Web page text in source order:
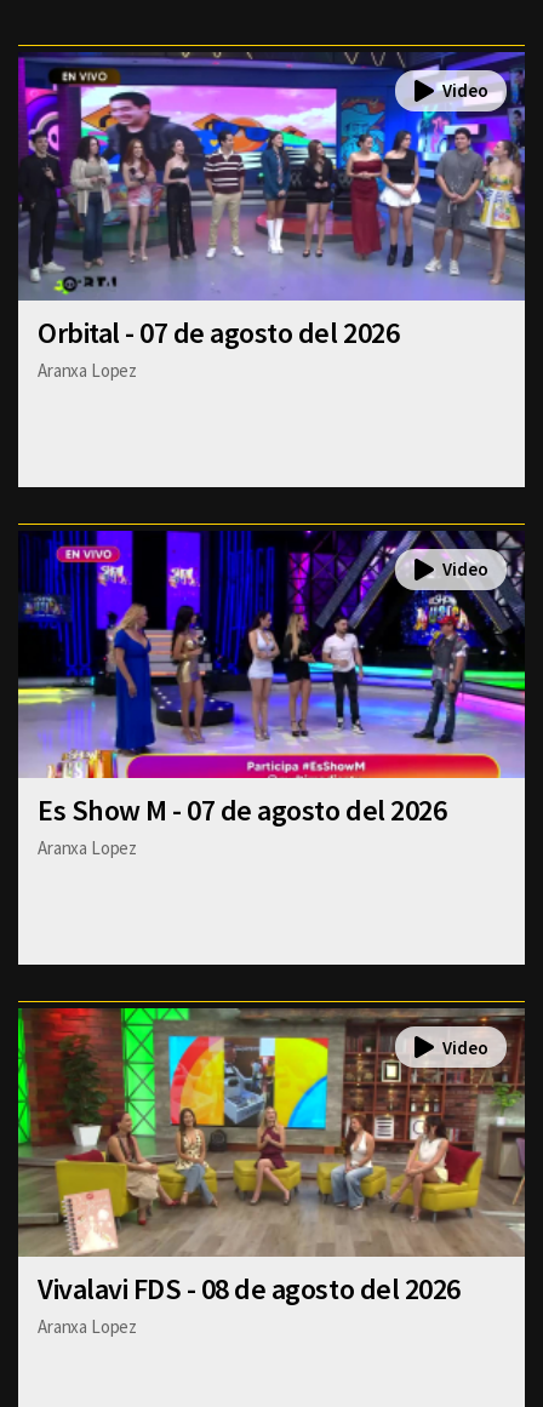
Orbital - 07 de agosto del 2026
Aranxa Lopez
Es Show M - 07 de agosto del 2026
Aranxa Lopez
Vivalavi FDS - 08 de agosto del 2026
Aranxa Lopez